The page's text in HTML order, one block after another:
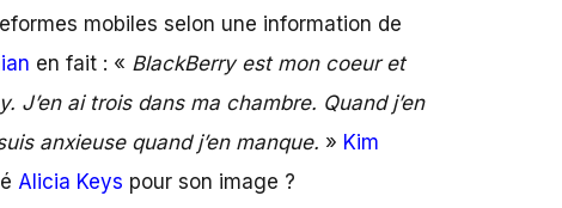
mobiles selon une information de
en fait : « BlackBerry est mon coeur et
J’en ai trois dans ma chambre. Quand j’en
anxieuse quand j’en manque. » Kim
Alicia Keys pour son image ?